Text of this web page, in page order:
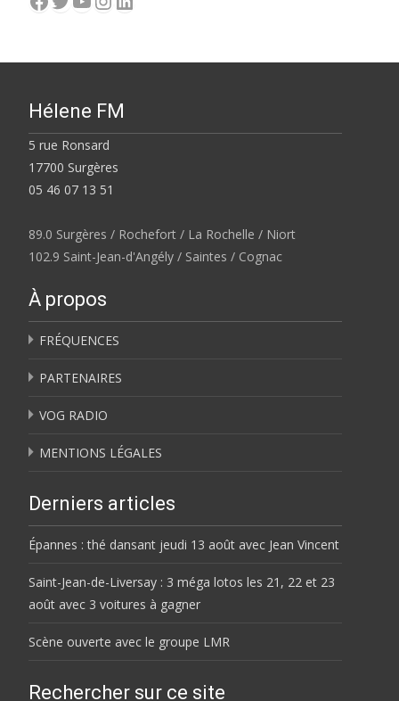
Hélene FM
5 rue Ronsard
17700 Surgères
05 46 07 13 51
89.0 Surgères / Rochefort / La Rochelle / Niort
102.9 Saint-Jean-d'Angély / Saintes / Cognac
À propos
FRÉQUENCES
PARTENAIRES
VOG RADIO
MENTIONS LÉGALES
Derniers articles
Épannes : thé dansant jeudi 13 août avec Jean Vincent
Saint-Jean-de-Liversay : 3 méga lotos les 21, 22 et 23
août avec 3 voitures à gagner
Scène ouverte avec le groupe LMR
Rechercher sur ce site